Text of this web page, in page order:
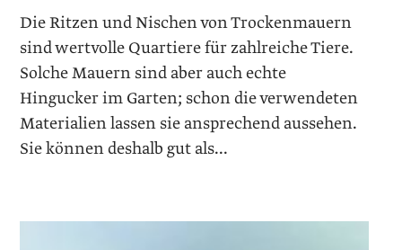
Die Ritzen und Nischen von Trockenmauern
sind wertvolle Quartiere für zahlreiche Tiere.
Solche Mauern sind aber auch echte
Hingucker im Garten; schon die verwendeten
Materialien lassen sie ansprechend aussehen.
Sie können deshalb gut als...